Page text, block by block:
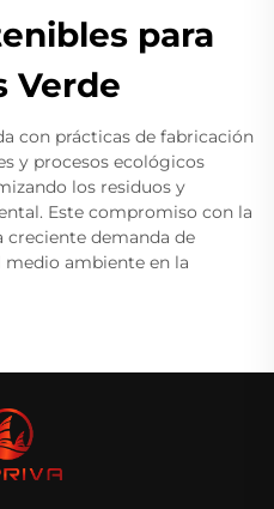
para
Verde
con prácticas de fabricación
y procesos ecológicos
los residuos y
Este compromiso con la
creciente demanda de
ambiente en la